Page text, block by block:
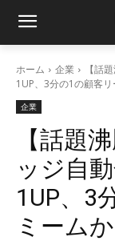
ホーム 企業
【話
1UP、3分の1の顧客
企業
【話題
ッジ自
1UP、3
ミーム